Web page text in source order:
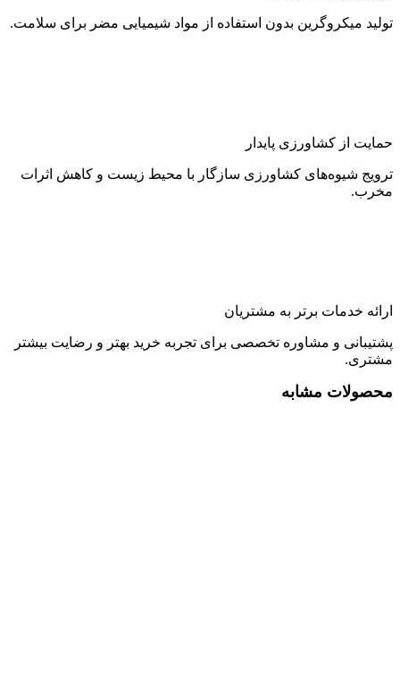
تولید میکروگرین بدون استفاده از مواد شیمیایی مضر برای سلامت.
حمایت از کشاورزی پایدار
ترویج شیوه‌های کشاورزی سازگار با محیط زیست و کاهش اثرات
مخرب.
ارائه خدمات برتر به مشتریان
پشتیبانی و مشاوره تخصصی برای تجربه خرید بهتر و رضایت بیشتر
مشتری.
محصولات مشابه